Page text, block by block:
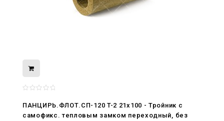
ПАНЦИРЬ.ФЛОТ.СП-120 T-2 21x100 - Тройник c
самофикс. тепловым замком переходный, без
нами